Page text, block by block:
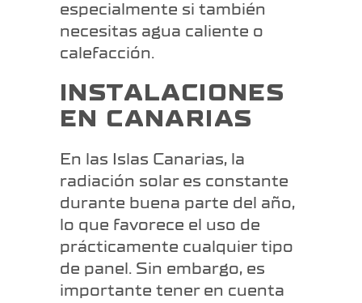
especialmente si también
necesitas agua caliente o
calefacción.
INSTALACIONES
EN CANARIAS
En las Islas Canarias, la
radiación solar es constante
durante buena parte del año,
lo que favorece el uso de
prácticamente cualquier tipo
de panel. Sin embargo, es
importante tener en cuenta